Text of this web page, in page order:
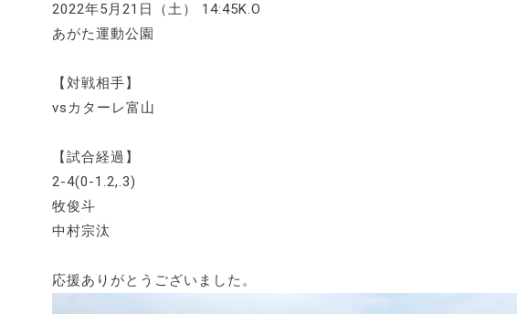
2022年5月21日（土） 14:45K.O
あがた運動公園
【対戦相手】
vsカターレ富山
【試合経過】
2-4(0-1.2,.3)
牧俊斗
中村宗汰
応援ありがとうございました。